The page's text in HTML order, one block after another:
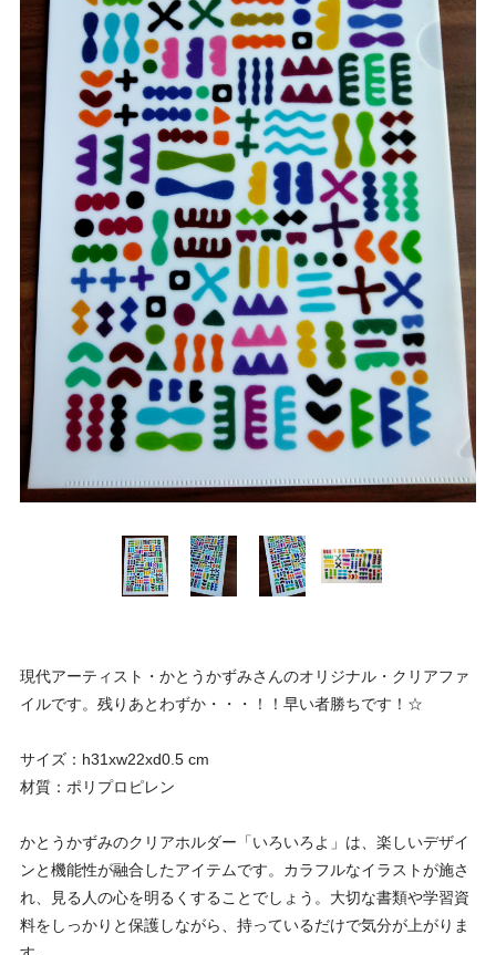
現代アーティスト・かとうかずみさんのオリジナル・クリアファ
イルです。残りあとわずか・・・！！早い者勝ちです！☆
サイズ：h31xw22xd0.5 cm
材質：ポリプロピレン
かとうかずみのクリアホルダー「いろいろよ」は、楽しいデザイ
ンと機能性が融合したアイテムです。カラフルなイラストが施さ
れ、見る人の心を明るくすることでしょう。大切な書類や学習資
料をしっかりと保護しながら、持っているだけで気分が上がりま